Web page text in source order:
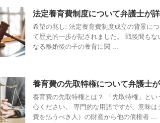
法定養育費制度について弁護士が
希望の兆し: 法定養育費制度成立の背景に
て歴史的一歩が記されました。 戦後間も
なる離婚後の子の養育に関 ...
養育費の先取特権について弁護士
養育費の先取特権とは？ 「先取特権」と
心ください。 専門的な用語ですが、意味
費を払うべき人）の財産から他の債権者 ...